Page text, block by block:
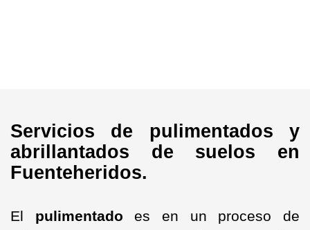
Servicios de pulimentados y
abrillantados de suelos en
Fuenteheridos.
El pulimentado es en un proceso de